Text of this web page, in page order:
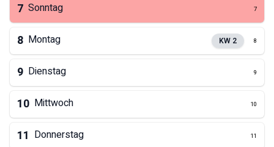
7 Sonntag 7
8 Montag KW 2 8
9 Dienstag 9
10 Mittwoch 10
11 Donnerstag 11